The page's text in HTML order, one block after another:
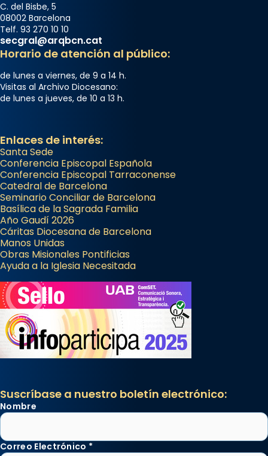
C. del Bisbe, 5
08002 Barcelona
Telf. 93 270 10 10
secgral@arqbcn.cat
Horario de atención al público:
de lunes a viernes, de 9 a 14 h.
Visitas al Archivo Diocesano:
de lunes a jueves, de 10 a 13 h.
Enlaces de interés:
Santa Sede
Conferencia Episcopal Española
Conferencia Episcopal Tarraconense
Catedral de Barcelona
Seminario Conciliar de Barcelona
Basílica de la Sagrada Familia
Año Gaudí 2026
Cáritas Diocesana de Barcelona
Manos Unidas
Obras Misionales Pontificias
Ayuda a la Iglesia Necesitada
Suscríbase a nuestro boletín electrónico:
Nombre
Correo Electrónico *